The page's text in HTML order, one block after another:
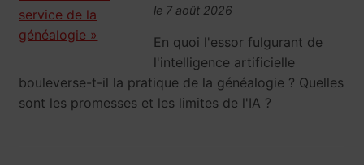
le 7 août 2026
En quoi l'essor fulgurant de
l'intelligence artificielle
bouleverse-t-il la pratique de la généalogie ? Quelles
sont les promesses et les limites de l'IA ?